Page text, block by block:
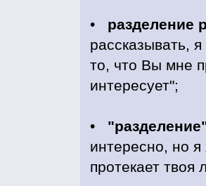
• разделение
рассказывать,
то, что Вы мне
интересует";
•
интересно, но
протекает